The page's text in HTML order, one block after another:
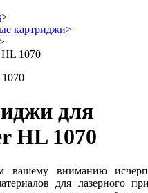
>
картриджи>
1070
для
HL 1070
вашему вниманию
для лазерного